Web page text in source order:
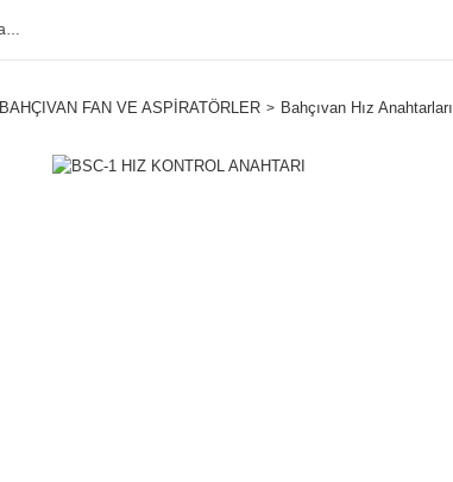
BAHÇIVAN FAN VE ASPİRATÖRLER Bahçıvan Hız Anahtarları